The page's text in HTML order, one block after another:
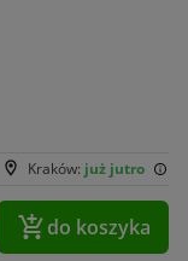
Kraków: już jutro
do koszyka